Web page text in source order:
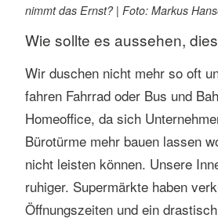
nimmt das Ernst? | Foto: Markus
Wie sollte es aussehen,
Wir duschen nicht mehr so oft
fahren Fahrrad oder Bus und
Homeoffice, da sich
Bürotürme mehr bauen lassen
nicht leisten können. Unsere
ruhiger. Supermärkte haben
Öffnungszeiten und ein